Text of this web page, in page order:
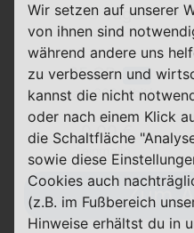
28 Tage
Laufzeit
25 GB 5G
max. 300 Mbit/s
0,00 €
einmalig
Zum
Wir setzen auf unserer
von ihnen sind
während andere uns
zu verbessern und
kannst die nicht
oder nach einem Klick
die Schaltfläche
sowie diese
Cookies auch
(z.B. im Fußbereich
Hinweise erhältst du in